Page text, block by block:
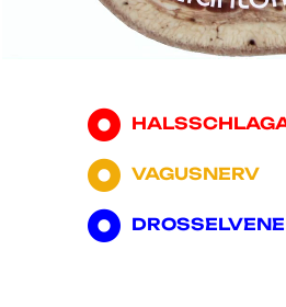
VAGUSNERV
DROSSELVENE